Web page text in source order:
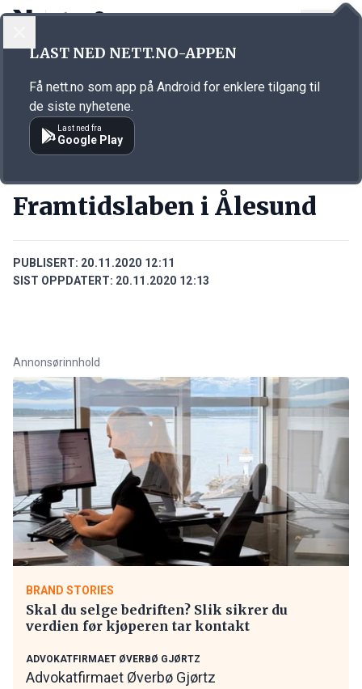
Annonsørinnhold
Framtidslaben i Ålesund
PUBLISERT: 20.11.2020 12:11
SIST OPPDATERT: 20.11.2020 12:13
Annonsørinnhold
BRAND STORIES
Skal du selge bedriften? Slik sikrer du
verdien før kjøperen tar kontakt
ADVOKATFIRMAET ØVERBØ GJØRTZ
Advokatfirmaet Øverbø Gjørtz
LAST NED NETT.NO-APPEN
Få nett.no som app på Android for enklere tilgang til
de siste nyhetene.
Last ned fra
Google Play